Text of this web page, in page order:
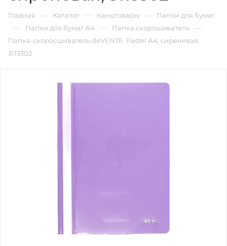
Главная — Каталог — Канцтовары — Папки для бумаг
— Папки для бумаг А4 — Папка скорошиватель —
Папка-скоросшиватель deVENTE. Pastel А4, сиреневая,
3113302